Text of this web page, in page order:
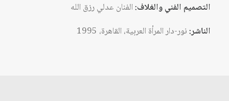
التصميم الفني والغلاف:الفنان عدلي رزق الله
الناشر:نور-دار المرأة العربية، القاهرة، 1995